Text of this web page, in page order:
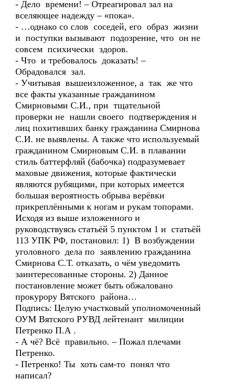
- Дело времени! – Отреагировал зал на
вселяющее надежду – «пока».
- …однако со слов соседей, его образ жизни
и поступки вызывают подозрение, что он не
совсем психически здоров.
- Что и требовалось доказать! –
Обрадовался зал.
- Учитывая вышеизложенное, а так же что
все факты указанные гражданином
Смирновыми С.И., при тщательной
проверки не нашли своего подтверждения и
лиц похитивших банку гражданина Смирнова
С.И. не выявлены. А также что используемый
гражданином Смирновым С.И. в плавании
стиль баттерфляй (бабочка) подразумевает
маховые движения, которые фактически
являются рубящими, при которых имеется
большая вероятность обрыва верёвки
прикреплёнными к ногам и рукам топорами.
Исходя из выше изложенного и
руководствуясь статьёй 5 пунктом 1 и статьёй
113 УПК РФ, постановил: 1) В возбуждении
уголовного дела по заявлению гражданина
Смирнова С.Т. отказать, о чём уведомить
заинтересованные стороны. 2) Данное
постановление может быть обжаловано
прокурору Вятского района…
Подпись: Целую участковый уполномоченный
ОУМ Вятского РУВД лейтенант милиции
Петренко П.А .
- А чё? Всё правильно. – Пожал плечами
Петренко.
- Петренко! Ты хоть сам-то понял что
написал?